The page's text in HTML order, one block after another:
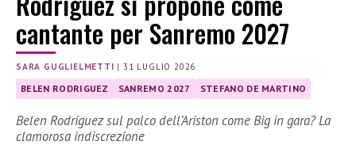
cantante per Sanremo 2027
SARA GUGLIELMETTI |31 LUGLIO 2026
BELEN RODRIGUEZ SANREMO 2027 STEFANO DE MARTINO
Belen Rodriguez sul palco dell’Ariston come Big in gara? La
clamorosa indiscrezione